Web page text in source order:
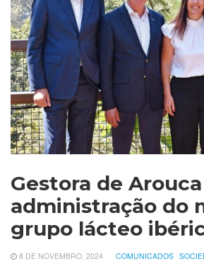
Gestora de
administração do
grupo lácteo
8 DE NOVEMBRO, 2024 COMUNICADOS